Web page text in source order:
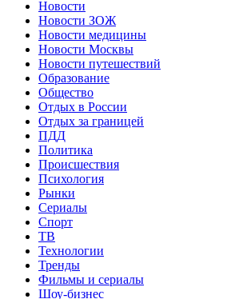
Новости
Новости ЗОЖ
Новости медицины
Новости Москвы
Новости путешествий
Образование
Общество
Отдых в России
Отдых за границей
ПДД
Политика
Происшествия
Психология
Рынки
Сериалы
Спорт
ТВ
Технологии
Тренды
Фильмы и сериалы
Шоу-бизнес